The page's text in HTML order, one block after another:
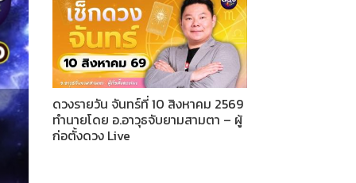
ดวงรายวัน จันทร์ที่ 10 สิงหาคม 2569
ทำนายโดย อ.อาวุธจับยามสามตา – ผู้
ก่อตั้งดวง Live